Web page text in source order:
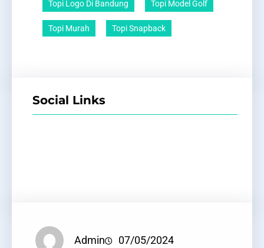
Topi Logo Di Bandung Topi Model Golf
Topi Murah Topi Snapback
Social Links
Admin 07/05/2024